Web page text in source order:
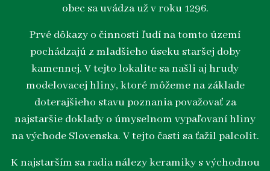
obec sa uvádza už v roku 1296.
Prvé dôkazy o činnosti ľudí na tomto území
pochádzajú z mladšieho úseku staršej doby
kamennej. V tejto lokalite sa našli aj hrudy
modelovacej hliny, ktoré môžeme na základe
doterajšieho stavu poznania považovať za
najstaršie doklady o úmyselnom vypaľovaní hliny
na východe Slovenska. V tejto časti sa ťažil palcolit.
K najstarším sa radia nálezy keramiky s východnou